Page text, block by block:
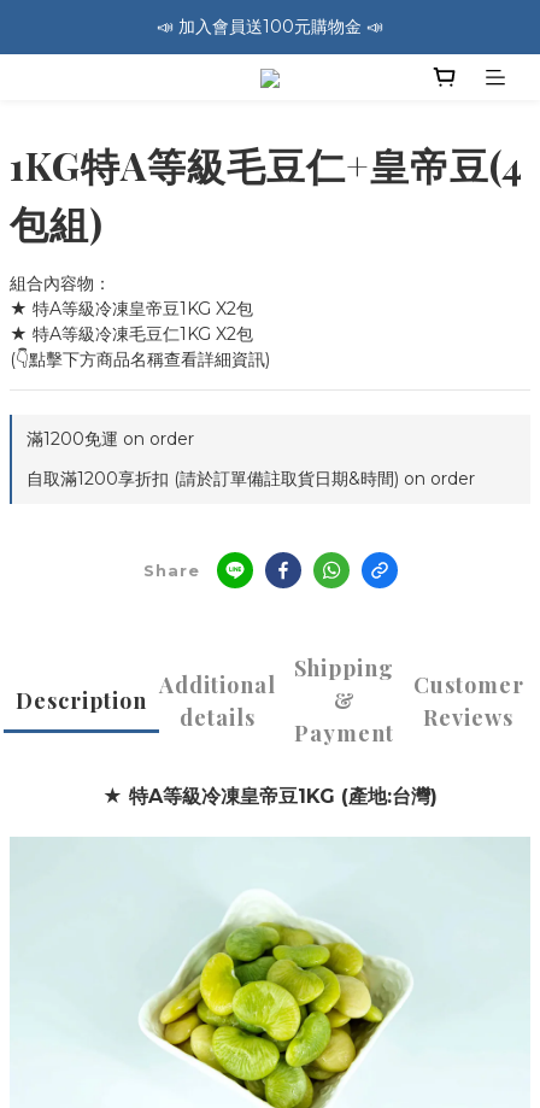
🚛 全館消費滿1200免運費 🚛
📣 加入會員送100元購物金 📣
🚛 全館消費滿1200免運費 🚛
1KG特A等級毛豆仁+皇帝豆(4
包組)
組合內容物：
★ 特A等級冷凍皇帝豆1KG X2包
★ 特A等級冷凍毛豆仁1KG X2包
(👇點擊下方商品名稱查看詳細資訊)
滿1200免運 on order
自取滿1200享折扣 (請於訂單備註取貨日期&時間) on order
Share
Description
Additional
details
Shipping
&
Payment
Customer
Reviews
★ 特A等級冷凍皇帝豆1KG (產地:台灣)